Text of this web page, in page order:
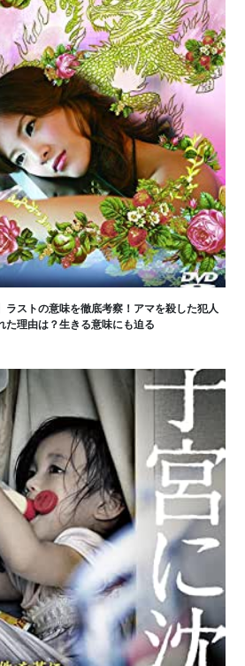
ラストの意味を徹底考察！アマを殺した犯人
た理由は？生きる意味にも迫る